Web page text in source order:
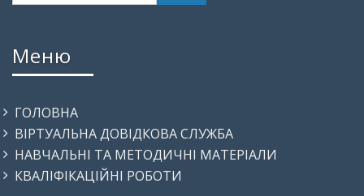
Меню
ГОЛОВНА
ВІРТУАЛЬНА ДОВІДКОВА СЛУЖБА
НАВЧАЛЬНІ ТА МЕТОДИЧНІ МАТЕРІАЛИ
КВАЛІФІКАЦІЙНІ РОБОТИ